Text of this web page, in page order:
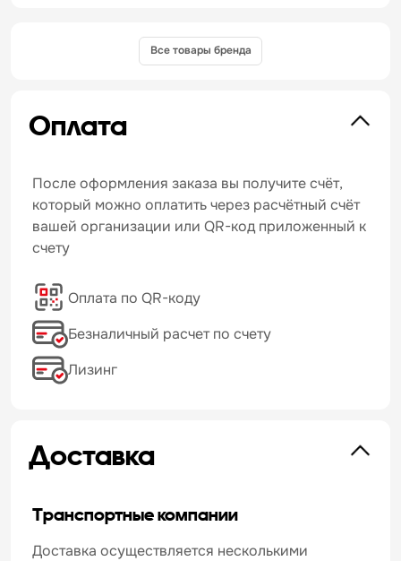
Все товары бренда
Оплата
После оформления заказа вы получите счёт,
который можно оплатить через расчётный счёт
вашей организации или QR-код приложенный к
счету
Оплата по QR-коду
Безналичный расчет по счету
Лизинг
Доставка
Транспортные компании
Доставка осуществляется несколькими